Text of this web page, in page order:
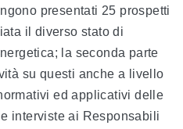
presentati 25 prospetti
il diverso stato di
la seconda parte
su questi anche a livello
ed applicativi delle
interviste ai Responsabili